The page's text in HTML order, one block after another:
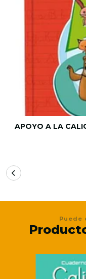
APOYO A LA
Puede